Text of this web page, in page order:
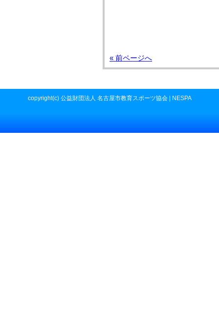
« 前ページへ
copyright(c) 公益財団法人 名古屋市教育スポーツ協会 | NESPA